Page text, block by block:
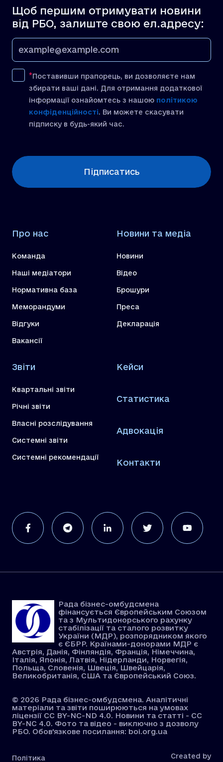
Щоб першим отримувати новини
від РБО, залиште свою ел.адресу:
Поставивши прапорець, ви дозволяєте нам
збирати ваші дані. Для отримання додаткової
інформації ознайомтесь з нашою політикою
конфіденційності. Ви можете скасувати
підписку в будь-який час.
Підписатись
Про нас
Команда
Наші медіатори
Нормативна база
Меморандуми
Відгуки
Вакансії
Новини та медіа
Новини
Відео
Брошури
Преса
Декларація
Звіти
Квартальні звіти
Річні звіти
Власні розслідування
Системні звіти
Системні рекомендації
Кейси
Статистика
Адвокація
Контакти
Рада бізнес-омбудсмена
фінансується Європейським Союзом
та з Мультидонорського рахунку
стабілізації та сталого розвитку
України (МДР), розпорядником якого
є ЄБРР. Країнами-донорами МДР є
Австрія, Данія, Фінляндія, Франція, Німеччина,
Італія, Японія, Латвія, Нідерланди, Норвегія,
Польща, Словенія, Швеція, Швейцарія,
Великобританія, США та Європейський Союз.
© 2026 Рада бізнес-омбудсмена. Аналітичні
матеріали та звіти поширюються на умовах
ліцензії CC BY-NC-ND 4.0. Новини та статті - CC
BY-NC 4.0. Фото та відео - виключно з дозволу
РБО. Обов'язкове посилання: boi.org.ua
Політика Created by